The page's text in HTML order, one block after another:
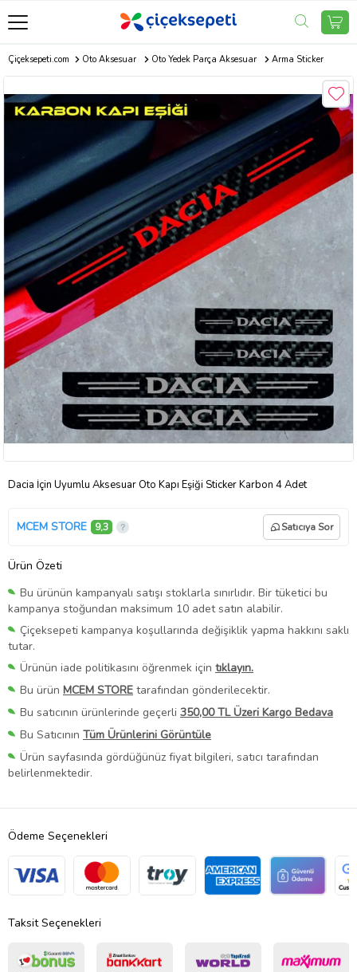
Çiçeksepeti.com Oto Aksesuar Oto Yedek Parça Aksesuar Arma Sticker
Dacia İçin Uyumlu Aksesuar Oto Kapı Eşiği Sticker Karbon 4 Adet
MCEM STORE 9,3 Satıcıya Sor
Ürün Özeti
Bu ürünün kampanyalı satışı stoklarla sınırlıdır. Bir tüketici bu
kampanya stoğundan maksimum 10 adet satın alabilir.
Çiçeksepeti kampanya koşullarında değişiklik yapma hakkını saklı
tutar.
Ürünün iade politikasını öğrenmek için tıklayın.
Bu ürün MCEM STORE tarafından gönderilecektir.
Bu satıcının ürünlerinde geçerli 350,00 TL Üzeri Kargo Bedava
Bu Satıcının Tüm Ürünlerini Görüntüle
Ürün sayfasında gördüğünüz fiyat bilgileri, satıcı tarafından
belirlenmektedir.
Ödeme Seçenekleri
Taksit Seçenekleri